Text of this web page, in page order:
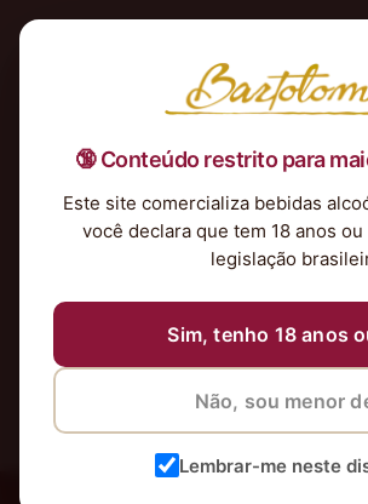
🔞 Conteúdo restrito para
Este site comercializa bebidas
você declara que tem 18 anos
legislação
Sim, tenho 18 anos
Não, sou menor
Lembrar-me neste
Nossa Seleção TintosBrancos